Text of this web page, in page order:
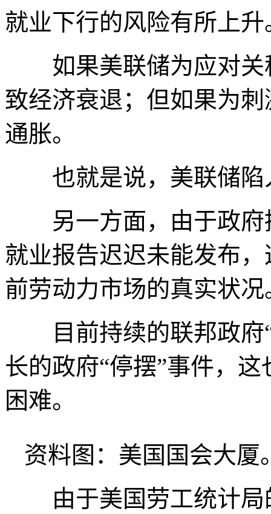
就业下行的风险有所上升
如果美联储为应对关
致经济衰退；但如果为
通胀。
也就是说，美联储陷
另一方面，由于政府
就业报告迟迟未能发布
前劳动力市场的真实状况
目前持续的联邦政府“
长的政府“停摆”事件，
困难。
资料图：美国国会大厦
由于美国劳工统计局